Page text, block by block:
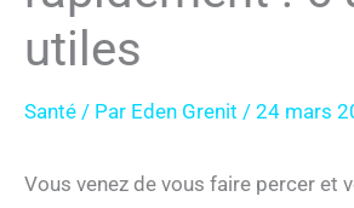
utiles
Santé / Par Eden Grenit / 24 mars
Vous venez de vous faire percer et